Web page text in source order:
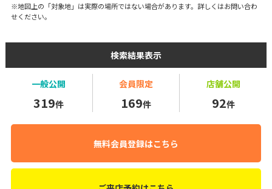
※地図上の「対象地」は実際の場所ではない場合があります。詳しくはお問い合わ
せください。
検索結果表示
一般公開
319件
会員限定
169件
店舗公開
92件
無料会員登録はこちら